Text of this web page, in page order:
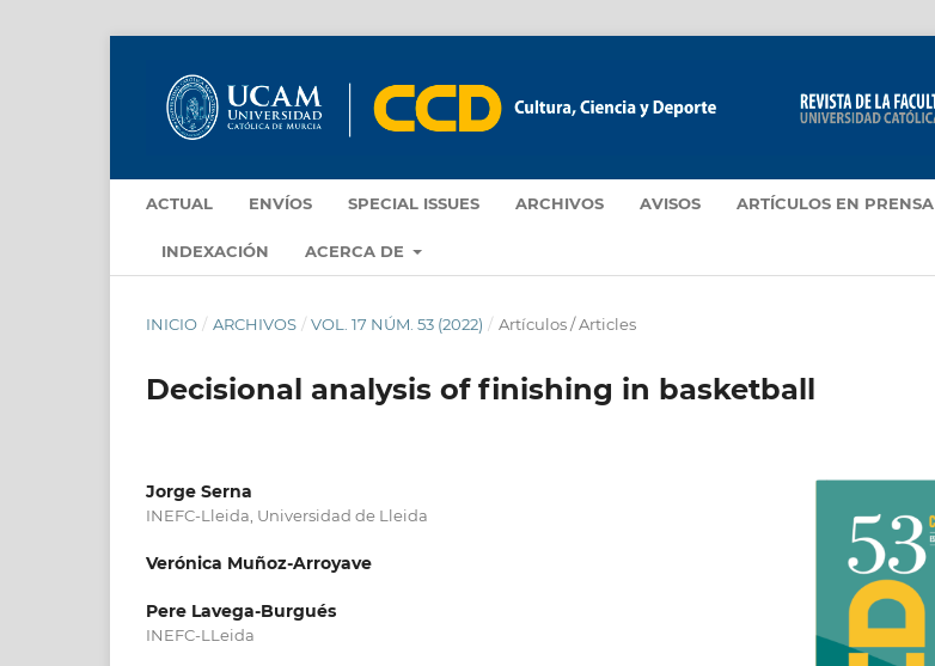
ACTUAL ENVÍOS SPECIAL ISSUES ARCHIVOS AVISOS ARTÍCULOS EN PRENSA
INDEXACIÓN ACERCA DE
INICIO / ARCHIVOS / VOL. 17 NÚM. 53 (2022) / Artículos / Articles
Decisional analysis of finishing in basketball
Jorge Serna
INEFC-Lleida, Universidad de Lleida
Verónica Muñoz-Arroyave
Pere Lavega-Burgués
INEFC-LLeida